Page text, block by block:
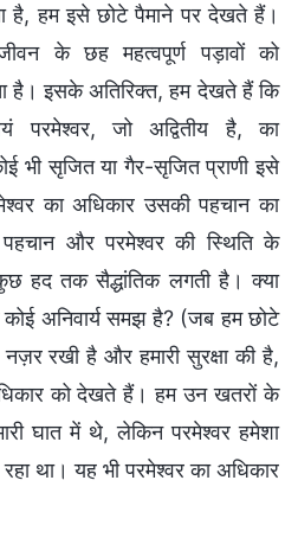
है, हम इसे छोटे पैमाने पर देखते हैं।
के छह महत्वपूर्ण पड़ावों को
है। इसके अतिरिक्त, हम देखते हैं कि
परमेश्वर, जो अद्वितीय है, का
भी सृजित या गैर-सृजित प्राणी इसे
का अधिकार उसकी पहचान का
और परमेश्वर की स्थिति के
हद तक सैद्धांतिक लगती है। क्या
अनिवार्य समझ है? (जब हम छोटे
रखी है और हमारी सुरक्षा की है,
को देखते हैं। हम उन खतरों के
घात में थे, लेकिन परमेश्वर हमेशा
था। यह भी परमेश्वर का अधिकार